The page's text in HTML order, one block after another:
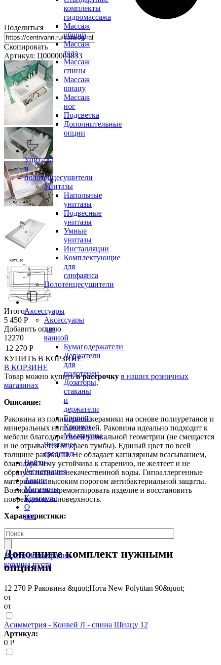
комплекты
гидромассажа
Массаж
общий
Массаж
тела
Массаж
спины
Массаж
шиацу
Массаж
ног
Подсветка
Дополнительные
опции
Унитазы
и
полотенцесушители
Унитазы
Напольные
унитазы
Подвесные
унитазы
Умные
унитазы
Инсталляции
Комплектующие
для
санфаянса
Полотенцесушители
Аксессуары
Аксессуары
для
ванной
Бумагодержатели
Держатели
для
полотенец
Дозаторы,
стаканы
и
держатели
Ершики
Крючки
Мыльницы
Чистящее
средство
Войти
Регистрация
Акции
Магазины
Контакты
О
нас
Войти Регистрация
корзина пуста
Поделиться
Скопировать
Артикул: Ц0000004833
Итого:
5 450 Р
Добавить опцию
12270
12 270 Р
КУПИТЬ В КОРЗИНЕ
В КОРЗИНЕ
Товар можно купитьв рассрочку в наших розничных
магазинах
Описание:
Раковина из полимерной керамики на основе полиуретанов и
минеральных наполнителей. Раковина идеально подходит к
мебели благодаря своей уникальной геометрии (не смещается
и не отрывается от краев тумбы). Единый цвет по всей
толщине раковины. Не обладает капилярным всасыванием,
благодаря чему устойчива к старению, не желтеет и не
образует пятна от некачественной воды. Гипоаллергенные
материалы с высоким порогом антибактериальной защиты.
Возможность отремонтировать изделие и восстановить
поврежденную поверхность.
Характеристики:
Все характеристики
Дополните комплект нужными
опциями
12 270 Р Раковина &quot;Нота New Polytitan 90&quot;
от
от
Асимметрия - Конвей Л - спина Шиацу 12
Артикул:
0 Р